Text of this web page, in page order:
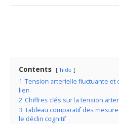
Contents hide
1 Tension arterielle fluctuante et
lien
2 Chiffres clés sur la tension
3 Tableau comparatif des
le déclin cognitif